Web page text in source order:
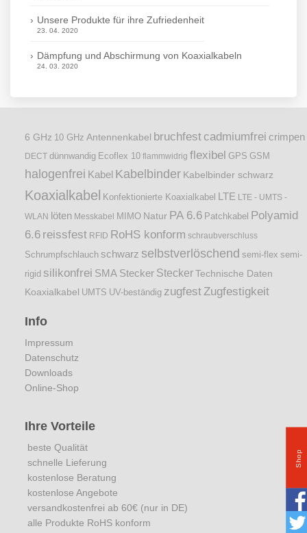
Unsere Produkte für ihre Zufriedenheit
23. 04. 2020
Dämpfung und Abschirmung von Koaxialkabeln
24. 03. 2020
6 GHz 10 GHz Antennenkabel bruchfest cadmiumfrei crimpen
DECT dünnwandig Ecoflex 10 flammwidrig flexibel GPS GSM
halogenfrei Kabel Kabelbinder Kabelbinder schwarz
Koaxialkabel Konfektionierte Koaxialkabel LTE LTE - UMTS -
WLAN löten Messkabel MIMO Natur PA 6.6 Patchkabel Polyamid
6.6 reissfest RFID RoHS konform schraubverschluss
Schrumpfschlauch schwarz selbstverlöschend semi-flex semi-
rigid silikonfrei SMA Stecker Stecker Technische Daten
Koaxialkabel UMTS UV-beständig zugfest Zugfestigkeit
Info
Impressum
Datenschutz
Downloads
Online-Shop
Ihre Vorteile
beste Qualität
schnelle Lieferung
kostenlose Beratung
kostenlose Angebote
versandkostenfrei ab 60€ (nur in DE)
alle Produkte RoHS konform
Shop